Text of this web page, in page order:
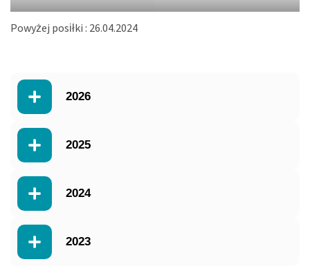
Powyżej posiłki : 26.04.2024
2026
2025
2024
2023